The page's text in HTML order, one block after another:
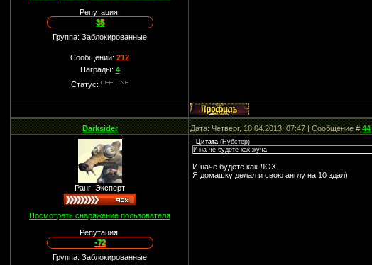
Репутация:
35
Группа: Заблокированные
Сообщений:212
Награды: 4
Статус:
Darksider Дата: Четверг, 18.04.2013, 07:47 | Сообщение #44
Ранг: Эксперт
Посмотреть снаряжение пользователя
Репутация:
-72
Группа: Заблокированные
Цитата (Нубстер)
И на че будете как жуча
И наче будете как ЛОХ.
Я домашку делал и свою англу на 10 здал)